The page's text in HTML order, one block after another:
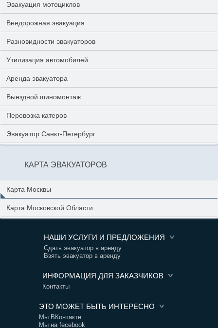
Эвакуация мотоциклов
Внедорожная эвакуация
Разновидности эвакуаторов
Утилизация автомобилей
Аренда эвакуатора
Выездной шиномонтаж
Перевозка катеров
Эвакуатор Санкт-Петербург
КАРТА ЭВАКУАТОРОВ
Карта Москвы
Карта Московской Области
НАШИ УСЛУГИ И ПРЕДЛОЖЕНИЯ
Сдать эвакуатор в аренду
Взять эвакуатор в аренду
ИНФОРМАЦИЯ ДЛЯ ЗАКАЗЧИКОВ
Контакты
ЭТО МОЖЕТ БЫТЬ ИНТЕРЕСНО
Мы ВКонтакте
Мы на fecebook